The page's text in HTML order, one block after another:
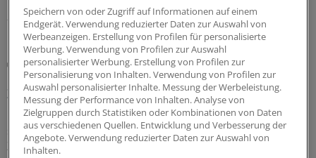
28.07.2026
Lipidmanagement
LDL-Cholesterin: Neue US-Leitlinie führt wieder
Zielwerte ein
Die aktualisierte US-Leitlinie zur Dyslipidämie gleicht sich
stark der europäischen Leitlinie an: Die LDL-Cholesterin-
Zielwerte stehen wieder im Fokus.
Speichern von oder Zugriff auf Informationen auf einem
Endgerät. Verwendung reduzierter Daten zur Auswahl von
Werbeanzeigen. Erstellung von Profilen für personalisierte
Werbung. Verwendung von Profilen zur Auswahl
personalisierter Werbung. Erstellung von Profilen zur
Personalisierung von Inhalten. Verwendung von Profilen zur
Auswahl personalisierter Inhalte. Messung der Werbeleistung.
Messung der Performance von Inhalten. Analyse von
Zielgruppen durch Statistiken oder Kombinationen von Daten
aus verschiedenen Quellen. Entwicklung und Verbesserung der
Angebote. Verwendung reduzierter Daten zur Auswahl von
Inhalten.